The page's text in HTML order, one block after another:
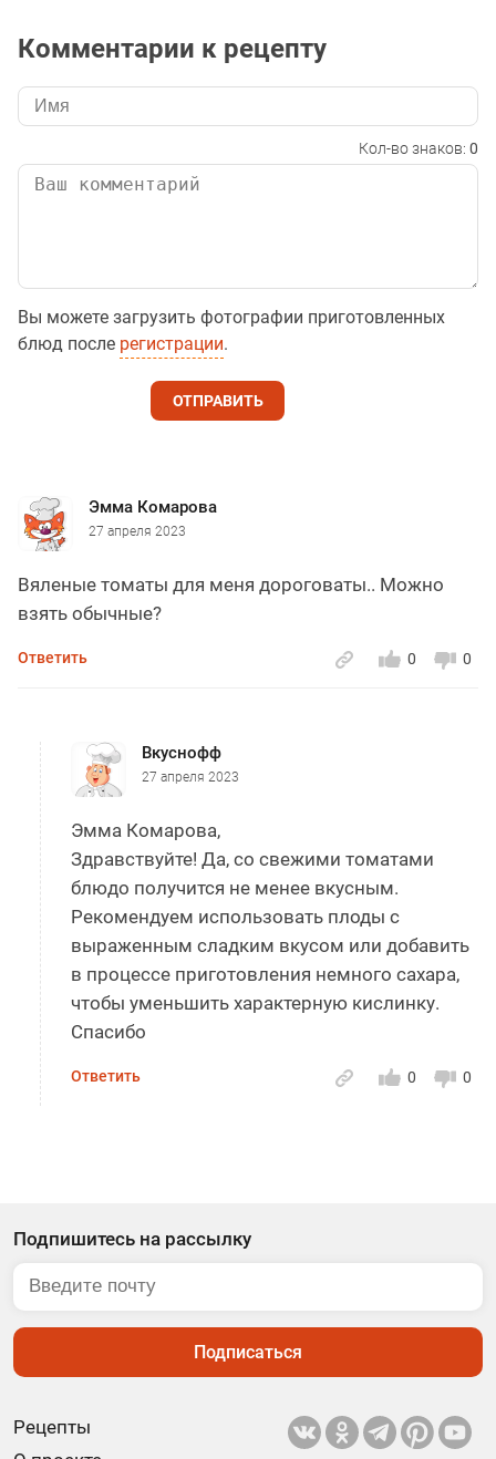
Комментарии к рецепту
Кол-во знаков: 0
Вы можете загрузить фотографии приготовленных
блюд после регистрации.
ОТПРАВИТЬ
Эмма Комарова
27 апреля 2023
Вяленые томаты для меня дороговаты.. Можно
взять обычные?
0
0
Ответить
Вкуснофф
27 апреля 2023
Эмма Комарова,
Здравствуйте! Да, со свежими томатами
блюдо получится не менее вкусным.
Рекомендуем использовать плоды с
выраженным сладким вкусом или добавить
в процессе приготовления немного сахара,
чтобы уменьшить характерную кислинку.
Спасибо
0
0
Ответить
Рецепты
Подпишитесь на рассылку
Подписаться